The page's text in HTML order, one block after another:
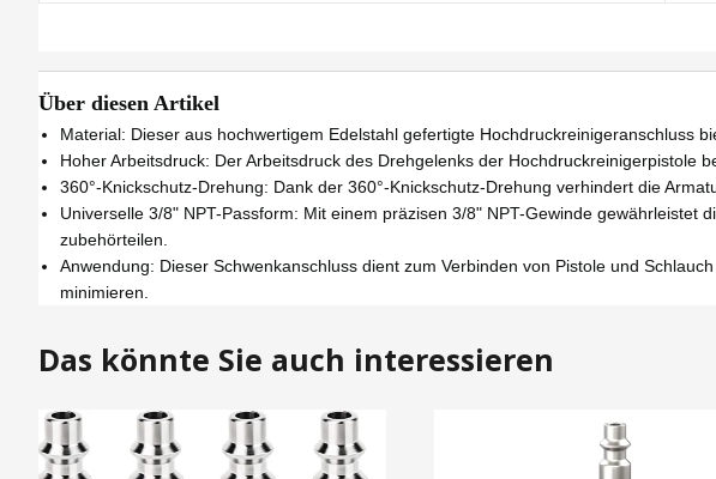
Über diesen Artikel
Material: Dieser aus hochwertigem Edelstahl gefertigte Hochdruckreinigeranschluss
Hoher Arbeitsdruck: Der Arbeitsdruck des Drehgelenks der Hochdruckreinigerpistole
360°-Knickschutz-Drehung: Dank der 360°-Knickschutz-Drehung verhindert die
Universelle 3/8" NPT-Passform: Mit einem präzisen 3/8" NPT-Gewinde
zubehörteilen.
Anwendung: Dieser Schwenkanschluss dient zum Verbinden von Pistole und
minimieren.
Das könnte Sie auch interessieren